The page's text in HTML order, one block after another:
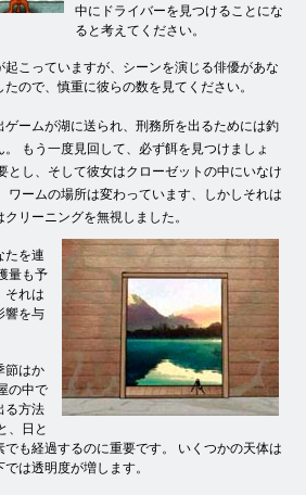
中にドライバーを見つけることにな
ると考えてください。
起こっていますが、シーンを演じる俳優があな
ので、慎重に彼らの数を見てください。
ームが湖に送られ、刑務所を出るためには釣
もう一度見回して、必ず餌を見つけましょ
とし、そして彼女はクローゼットの中にいなけ
ワームの場所は変わっています、しかしそれは
リーニングを無視しました。
たを連
量も予
それは
響を与
節はか
の中で
る方法
、日と
も経過するのに重要です。 いくつかの天体は
は透明度が増します。